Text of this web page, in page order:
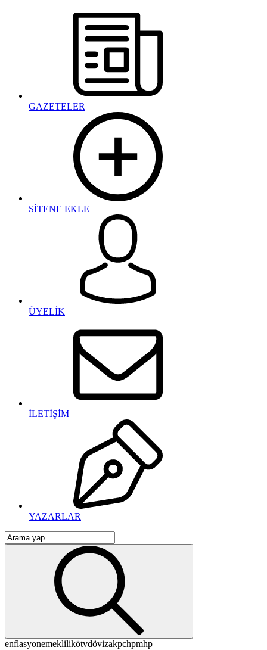
GAZETELER
SİTENE EKLE
ÜYELİK
İLETİŞİM
YAZARLAR
enflasyonemeklilikötvdövizakpchpmhp